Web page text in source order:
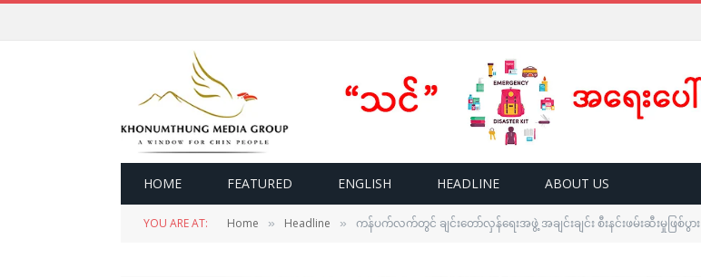
HOME FEATURED ENGLISH HEADLINE ABOUT US
YOU ARE AT: Home » Headline » ကန်ပက်လက်တွင် ချင်းတော်လှန်ရေးအဖွဲ့ အချင်းချင်း စီးနင်းဖမ်းဆီးမှုဖြစ်ပွား